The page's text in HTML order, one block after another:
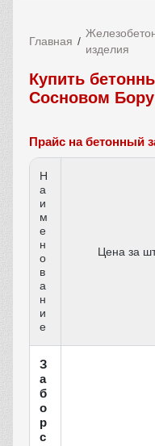
Главная
изделия
Купить
Сосновом Бору
Прайс на бетонный
Н
а
и
м
е
н
о
в
а
н
и
е
Цена за
З
а
б
о
р
с